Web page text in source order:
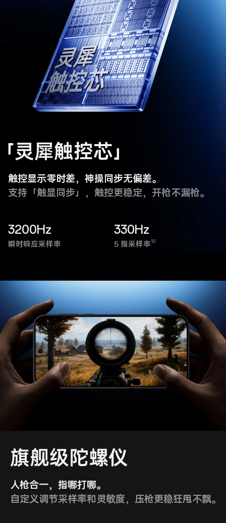
灵犀触控芯」
触控显示零时差，神操同步无偏差。
支持「触显同步」，触控更稳定，开枪不漏枪。
3200Hz
瞬时响应采样率
330Hz
5 指采样率10
旗舰级陀螺仪
人枪合一，指哪打哪。
自定义调节采样率和灵敏度，压枪更稳狂甩不飘。
性能